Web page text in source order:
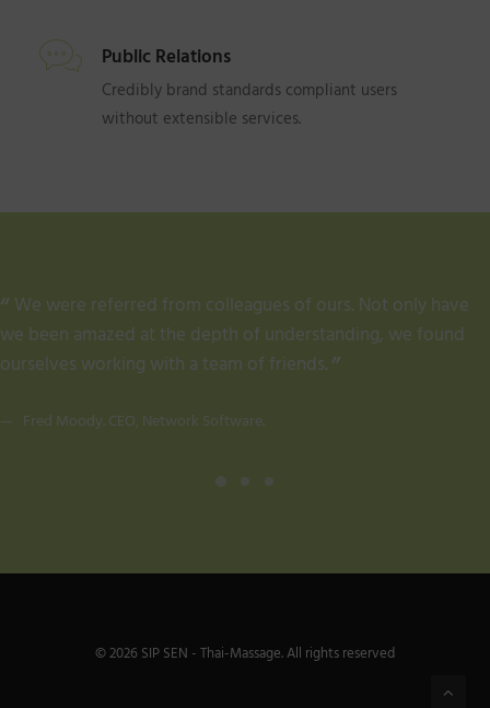
Public Relations
Credibly brand standards compliant users
without extensible services.
We were referred from colleagues of ours. Not only have
we been amazed at the depth of understanding, we found
ourselves working with a team of friends.
Fred Moody. CEO, Network Software.
© 2026 SIP SEN - Thai-Massage. All rights reserved